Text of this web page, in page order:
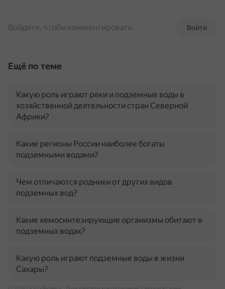
Войти
Войдите, чтобы комментировать
Ещё по теме
Какую роль играют реки и подземные воды в
хозяйственной деятельности стран Северной
Африки?
Какие регионы России наиболее богаты
подземными водами?
Чем отличаются родники от других видов
подземных вод?
Какие хемосинтезирующие организмы обитают в
подземных водах?
Какую роль играют подземные воды в жизни
Сахары?